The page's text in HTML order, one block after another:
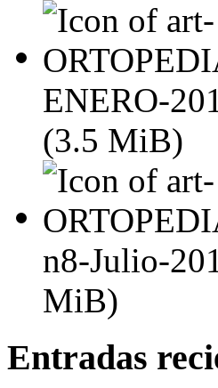
(3.5 MiB)
MiB)
Entradas